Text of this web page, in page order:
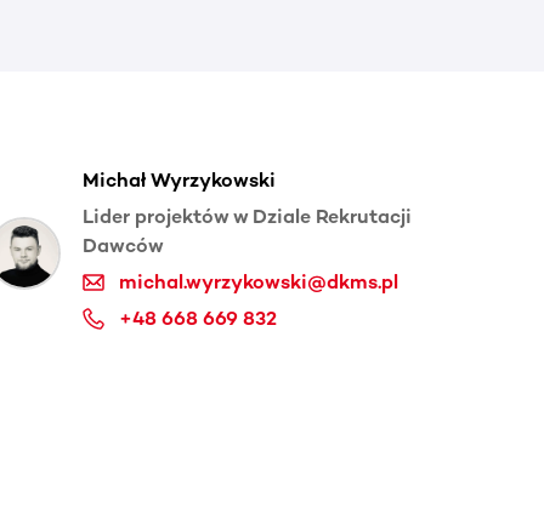
Michał Wyrzykowski
Lider projektów w Dziale Rekrutacji
Dawców
michal.wyrzykowski@dkms.pl
+48 668 669 832